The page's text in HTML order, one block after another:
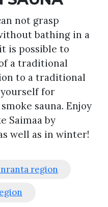
not grasp
bathing in a
is possible to
a traditional
to a traditional
yourself for
sauna. Enjoy
Saimaa by
well as in winter!
region